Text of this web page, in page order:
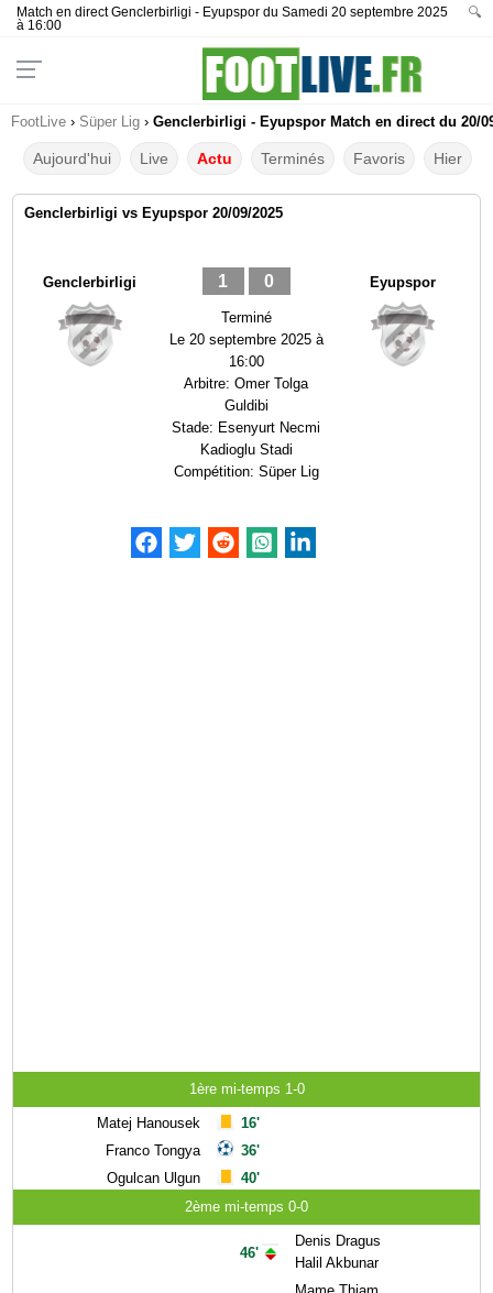
Match en direct Genclerbirligi - Eyupspor du Samedi 20 septembre 2025
à 16:00
🔍
FootLive › Süper Lig › Genclerbirligi - Eyupspor Match en direct du 20/
Aujourd'hui Live Actu Terminés Favoris Hier
Genclerbirligi vs Eyupspor 20/09/2025
Genclerbirligi 1 0
Terminé
Le 20 septembre 2025 à
16:00
Arbitre:Omer Tolga
Guldibi
Stade: Esenyurt Necmi
Kadioglu Stadi
Compétition: Süper Lig
Eyupspor
1ère mi-temps 1-0
Matej Hanousek
Franco Tongya
Ogulcan Ulgun
16'
36'
40'
2ème mi-temps 0-0
46'
Denis Dragus
Halil Akbunar